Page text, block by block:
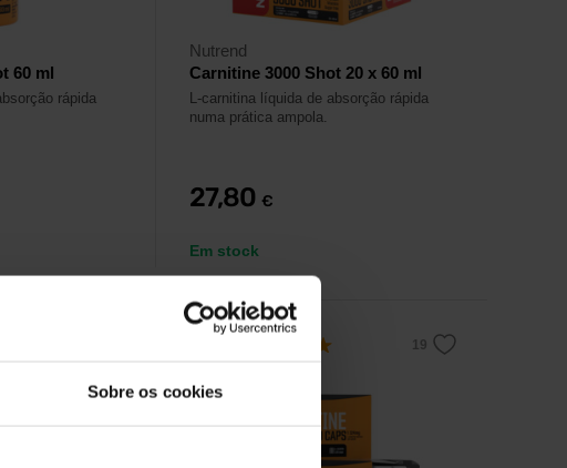
Sobre os cookies
60 ml
rápida
Nutrend
Carnitine 3000 Shot 20 x 60 ml
L-carnitina líquida de absorção rápida
numa prática ampola.
27,80 €
Em stock